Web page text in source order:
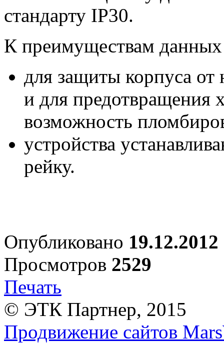
стандарту IP30.
К преимуществам
для защиты корпуса от
и для предотвращения
возможность
устройства
рейку.
Опубликовано 19.12.2012
Просмотров 2529
Печать
© ЭТК Партнер, 2015
Продвижение сайтов